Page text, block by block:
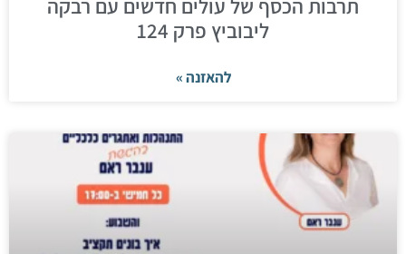
תרבות הכסף של עולים חדשים עם רבקה
ליבוביץ פרק 124
להאזנה »